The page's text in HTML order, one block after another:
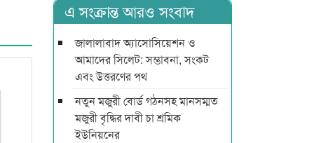
এ সংক্রান্ত আরও সংবাদ
জালালাবাদ অ্যাসোসিয়েশন ও
আমাদের সিলেট: সম্ভাবনা, সংকট
এবং উত্তরণের পথ
নতুন মজুরী বোর্ড গঠনসহ মানসম্মত
মজুরী বৃদ্ধির দাবী চা শ্রমিক
ইউনিয়নের